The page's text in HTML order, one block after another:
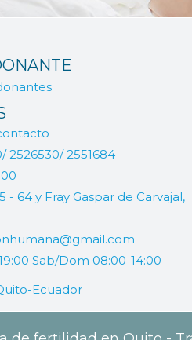
2526530/ 2551684
- 64 y Fray Gaspar de Carvajal,
Sab/Dom 08:00-14:00
Ecuador